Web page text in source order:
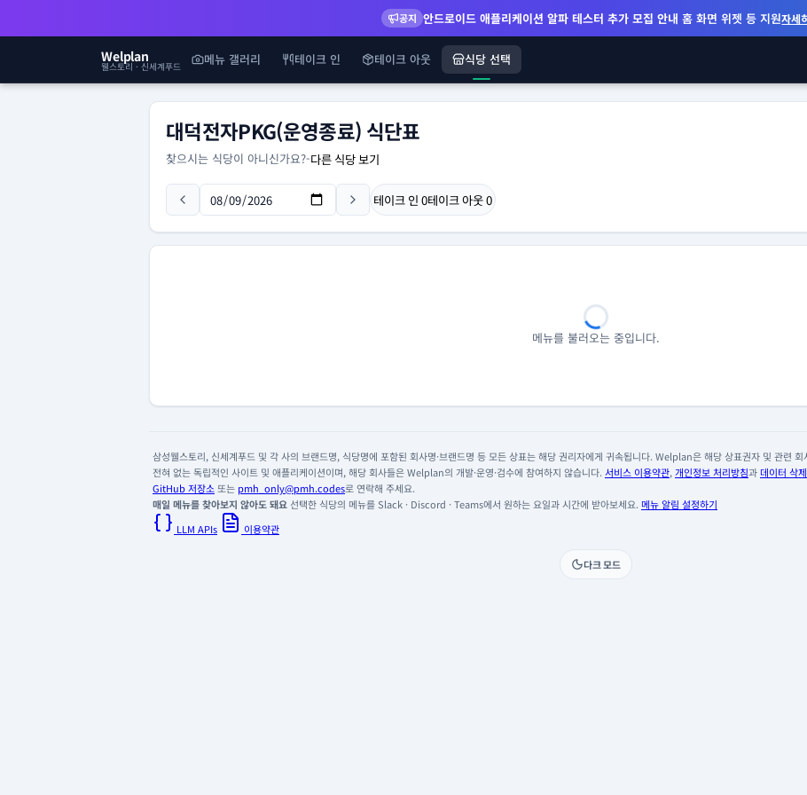
공지 안드로이드 애플리케이션 알파 테스터 추가 모집 안내 홈 화면 위젯 등 지원자세
Welplan
웰스토리 · 신세계푸드 메뉴 갤러리 테이크 인 테이크 아웃 식당 선택
대덕전자PKG(운영종료) 식단표
찾으시는 식당이 아니신가요?-다른 식당 보기
테이크 인 0테이크 아웃0
메뉴를 불러오는 중입니다.
삼성웰스토리, 신세계푸드 및 각 사의 브랜드명, 식당명에 포함된 회사명·브랜드명 등 모든 상표는 해당 권리자에게 귀속됩니다. Welplan은 해당 상표권자 및 관련
전혀 없는 독립적인 사이트 및 애플리케이션이며, 해당 회사들은 Welplan의 개발·운영·검수에 참여하지 않습니다. 서비스 이용약관, 개인정보 처리방침과데이터 삭
GitHub 저장소 또는 pmh_only@pmh.codes로 연락해 주세요.
매일 메뉴를 찾아보지 않아도 돼요선택한 식당의 메뉴를 Slack · Discord · Teams에서 원하는 요일과 시간에 받아보세요. 메뉴 알림 설정하기
LLM APIs
이용약관
다크 모드